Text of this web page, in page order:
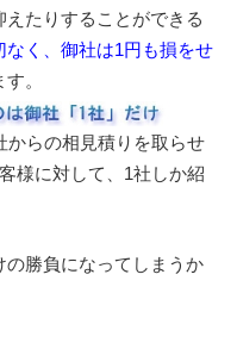
たりすることができる
なく、御社は1円も損をせ
。
からの相見積りを取らせ
様に対して、1社しか紹
の勝負になってしまうか